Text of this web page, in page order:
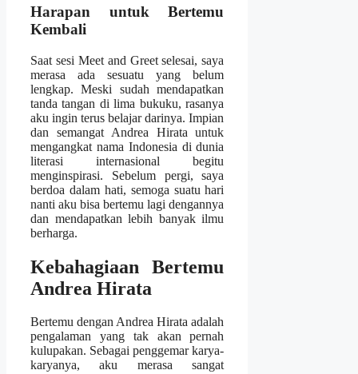
Harapan untuk Bertemu
Kembali
Saat sesi Meet and Greet selesai, saya
merasa ada sesuatu yang belum
lengkap. Meski sudah mendapatkan
tanda tangan di lima bukuku, rasanya
aku ingin terus belajar darinya. Impian
dan semangat Andrea Hirata untuk
mengangkat nama Indonesia di dunia
literasi internasional begitu
menginspirasi. Sebelum pergi, saya
berdoa dalam hati, semoga suatu hari
nanti aku bisa bertemu lagi dengannya
dan mendapatkan lebih banyak ilmu
berharga.
Kebahagiaan Bertemu
Andrea Hirata
Bertemu dengan Andrea Hirata adalah
pengalaman yang tak akan pernah
kulupakan. Sebagai penggemar karya-
karyanya, aku merasa sangat